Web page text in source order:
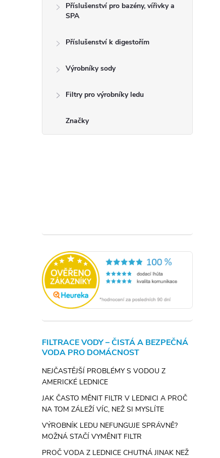
Příslušenství pro bazény, vířivky a
SPA
Příslušenství k digestořím
Výrobníky sody
Filtry pro výrobníky ledu
Značky
FILTRACE VODY – ČISTÁ A BEZPEČNÁ
VODA PRO DOMÁCNOST
NEJČASTĚJŠÍ PROBLÉMY S VODOU Z
AMERICKÉ LEDNICE
JAK ČASTO MĚNIT FILTR V LEDNICI A PROČ
NA TOM ZÁLEŽÍ VÍC, NEŽ SI MYSLÍTE
VÝROBNÍK LEDU NEFUNGUJE SPRÁVNĚ?
MOŽNÁ STAČÍ VYMĚNIT FILTR
PROČ VODA Z LEDNICE CHUTNÁ JINAK NEŽ